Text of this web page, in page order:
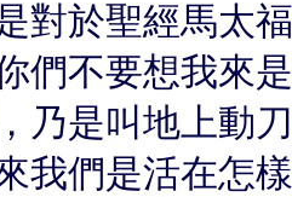
對於聖經馬太
們不要想我來
乃是叫地上動
我們是活在怎